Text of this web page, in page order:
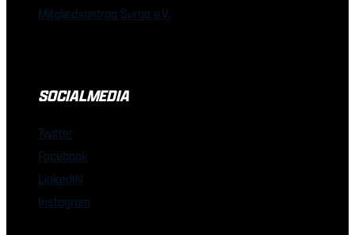
Mitgliedsantrag Surge e.V.
SOCIALMEDIA
Twitter
Facebook
LinkedIN
Instagram